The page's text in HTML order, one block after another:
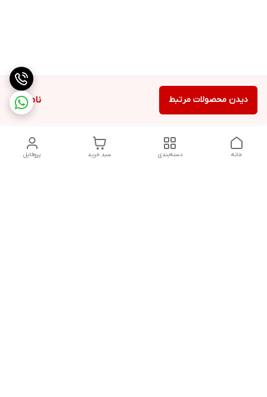
ناموجود دیدن محصولات مرتبط
پروفایل سبد خرید دسته‌بندی خانه